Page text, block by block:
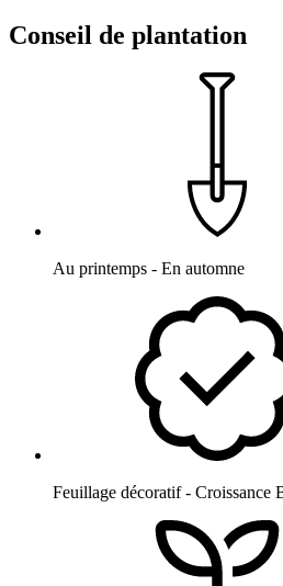
Conseil de plantation
Au printemps - En automne
Feuillage décoratif - Croissance